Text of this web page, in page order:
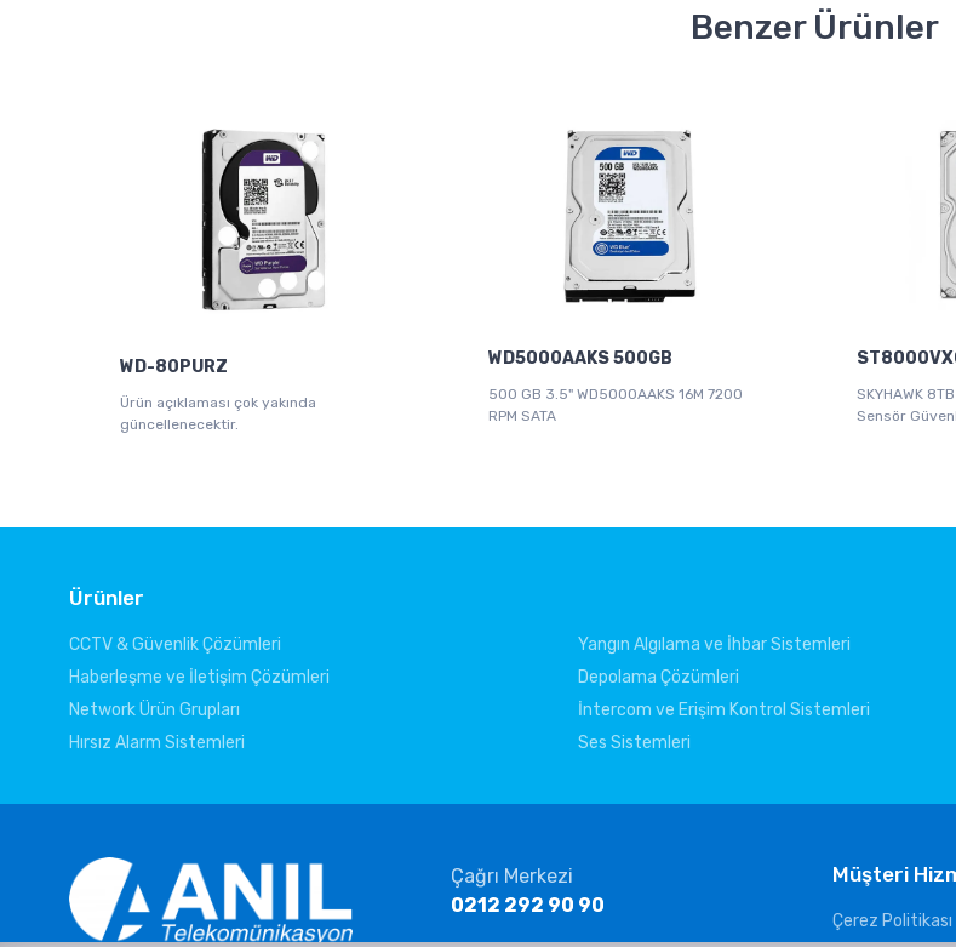
Benzer Ürünler
WD-80PURZ
Ürün açıklaması çok yakında
güncellenecektir.
WD5000AAKS 500GB
500 GB 3.5" WD5000AAKS 16M 7200
RPM SATA
SKYHAWK
Sensör
Ürünler
CCTV & Güvenlik Çözümleri
Haberleşme ve İletişim Çözümleri
Network Ürün Grupları
Hırsız Alarm Sistemleri
Yangın Algılama ve İhbar Sistemleri
Depolama Çözümleri
İntercom ve Erişim Kontrol Sistemleri
Ses Sistemleri
Çağrı Merkezi
0212 292 90 90
Müşteri
Çerez Politikası